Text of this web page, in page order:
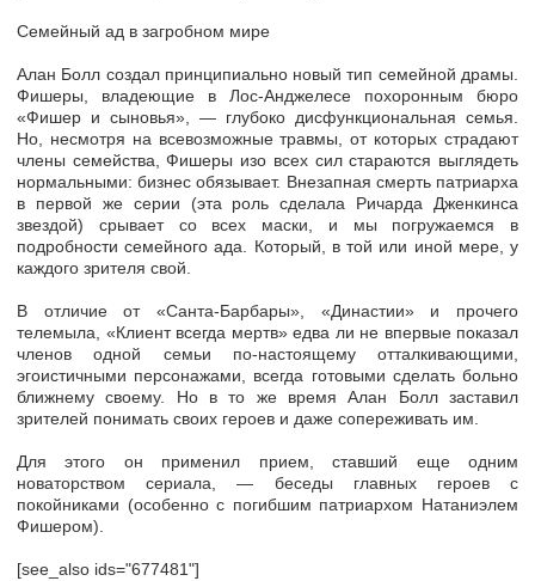
Семейный ад в загробном мире
Алан Болл создал принципиально новый тип семейной драмы.
Фишеры, владеющие в Лос-Анджелесе похоронным бюро
«Фишер и сыновья», — глубоко дисфункциональная семья.
Но, несмотря на всевозможные травмы, от которых страдают
члены семейства, Фишеры изо всех сил стараются выглядеть
нормальными: бизнес обязывает. Внезапная смерть патриарха
в первой же серии (эта роль сделала Ричарда Дженкинса
звездой) срывает со всех маски, и мы погружаемся в
подробности семейного ада. Который, в той или иной мере, у
каждого зрителя свой.
В отличие от «Санта-Барбары», «Династии» и прочего
телемыла, «Клиент всегда мертв» едва ли не впервые показал
членов одной семьи по-настоящему отталкивающими,
эгоистичными персонажами, всегда готовыми сделать больно
ближнему своему. Но в то же время Алан Болл заставил
зрителей понимать своих героев и даже сопереживать им.
Для этого он применил прием, ставший еще одним
новаторством сериала, — беседы главных героев с
покойниками (особенно с погибшим патриархом Натаниэлем
Фишером).
[see_also ids="677481"]